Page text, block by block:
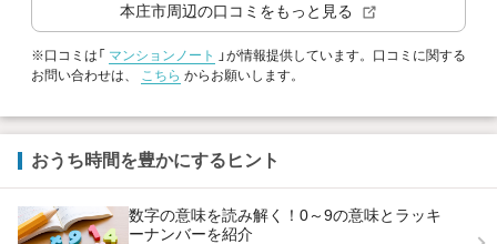
本庄市周辺の口コミをもっと見る
※口コミは「 マンションノート
」が情報提供しています。口コミに関する
お問い合わせは、
こちら からお願いします。
おうち時間を豊かにするヒント
数字の意味を読み解く！0～9の意味とラッキ
ーナンバーを紹介